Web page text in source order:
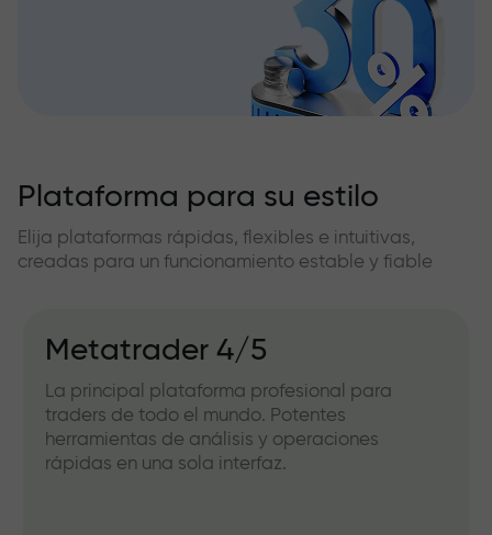
Plataforma para su estilo
Elija plataformas rápidas, flexibles e intuitivas,
creadas para un funcionamiento estable y fiable
Metatrader 4/5
La principal plataforma profesional para
traders de todo el mundo. Potentes
herramientas de análisis y operaciones
rápidas en una sola interfaz.